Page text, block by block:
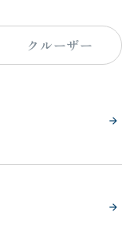
クルーザー